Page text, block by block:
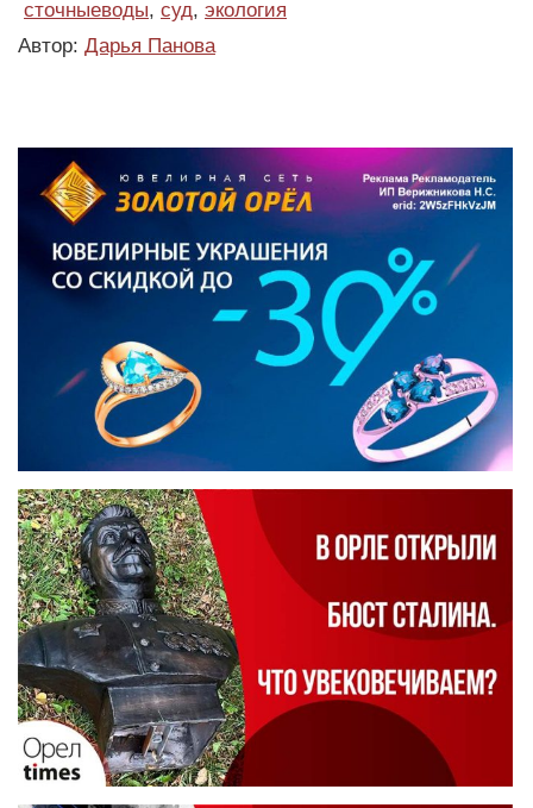
сточныеводы, суд, экология
Автор: Дарья Панова